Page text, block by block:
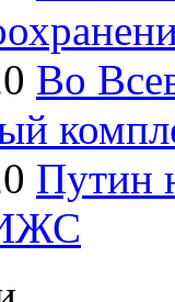
Во
Путин
ИЖС